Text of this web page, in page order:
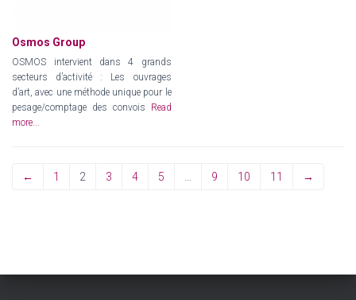
Osmos Group
OSMOS intervient dans 4 grands
secteurs d’activité : Les ouvrages
d’art, avec une méthode unique pour le
pesage/comptage des convois Read
more...
← 1 2 3 4 5 9 10 11 →